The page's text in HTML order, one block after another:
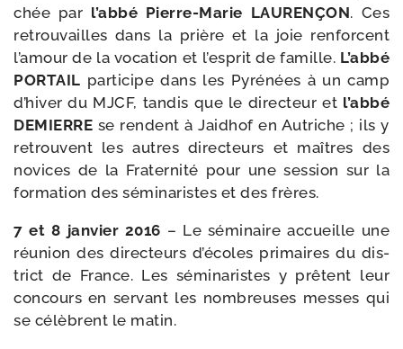
chée par l’ab­bé Pierre-​Marie LAURENÇON. Ces
retrou­vailles dans la prière et la joie ren­forcent
l’a­mour de la voca­tion et l’es­prit de famille. L’abbé
PORTAIL par­ti­cipe dans les Pyrénées à un camp
d’hi­ver du MJCF, tan­dis que le direc­teur et l’ab­bé
DEMIERRE se rendent à Jaidhof en Autriche ; ils y
retrouvent les autres direc­teurs et maîtres des
novices de la Fraternité pour une ses­sion sur la
for­ma­tion des sémi­na­ristes et des frères.
7 et 8 jan­vier 2016 – Le sémi­naire accueille une
réunion des direc­teurs d’é­coles pri­maires du dis­
trict de France. Les sémi­na­ristes y prêtent leur
concours en ser­vant les nom­breuses messes qui
se célèbrent le matin.